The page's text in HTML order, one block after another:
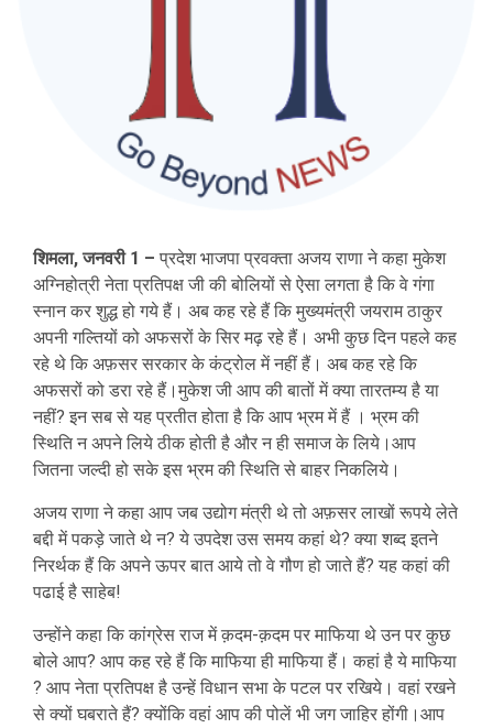
शिमला, जनवरी 1 – प्रदेश भाजपा प्रवक्ता अजय राणा ने कहा मुकेश
अग्निहोत्री नेता प्रतिपक्ष जी की बोलियों से ऐसा लगता है कि वे गंगा
स्नान कर शुद्ध हो गये हैं। अब कह रहे हैं कि मुख्यमंत्री जयराम ठाकुर
अपनी गल्तियों को अफसरों के सिर मढ़ रहे हैं। अभी कुछ दिन पहले कह
रहे थे कि अफ़सर सरकार के कंट्रोल में नहीं हैं। अब कह रहे कि
अफसरों को डरा रहे हैं।मुकेश जी आप की बातों में क्या तारतम्य है या
नहीं? इन सब से यह प्रतीत होता है कि आप भ्रम में हैं । भ्रम की
स्थिति न अपने लिये ठीक होती है और न ही समाज के लिये।आप
जितना जल्दी हो सके इस भ्रम की स्थिति से बाहर निकलिये।
अजय राणा ने कहा आप जब उद्योग मंत्री थे तो अफ़सर लाखों रूपये लेते
बद्दी में पकड़े जाते थे न? ये उपदेश उस समय कहां थे? क्या शब्द इतने
निरर्थक हैं कि अपने ऊपर बात आये तो वे गौण हो जाते हैं? यह कहां की
पढाई है साहेब!
उन्होंने कहा कि कांग्रेस राज में क़दम-क़दम पर माफिया थे उन पर कुछ
बोले आप? आप कह रहे हैं कि माफिया ही माफिया हैं। कहां है ये माफिया
? आप नेता प्रतिपक्ष है उन्हें विधान सभा के पटल पर रखिये। वहां रखने
से क्यों घबराते हैं? क्योंकि वहां आप की पोलें भी जग जाहिर होंगी।आप